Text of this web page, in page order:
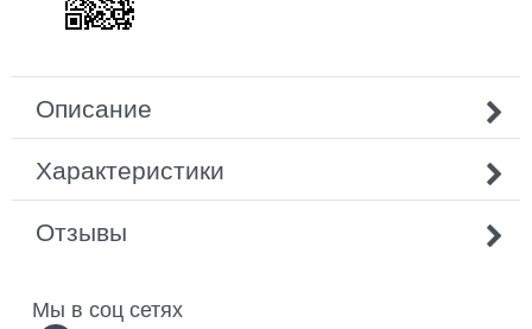
Описание
Характеристики
Отзывы
Мы в соц сетях